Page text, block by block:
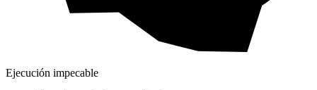
Ejecución impecable